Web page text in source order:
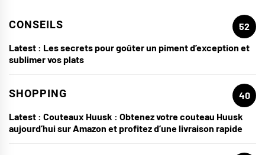
CONSEILS
52
Latest : Les secrets pour goûter un piment d’exception et
sublimer vos plats
SHOPPING
40
Latest : Couteaux Huusk : Obtenez votre couteau Huusk
aujourd’hui sur Amazon et profitez d’une livraison rapide